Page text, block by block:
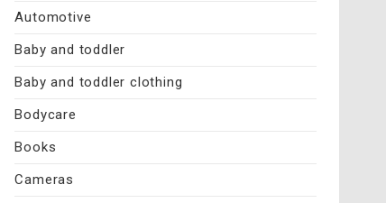
Automotive
Baby and toddler
Baby and toddler clothing
Bodycare
Books
Cameras